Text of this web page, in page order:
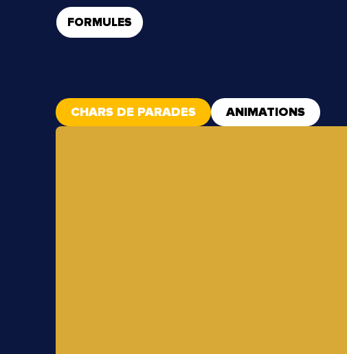
CHARS DE PARADES ANIMATIONS
FORMULES